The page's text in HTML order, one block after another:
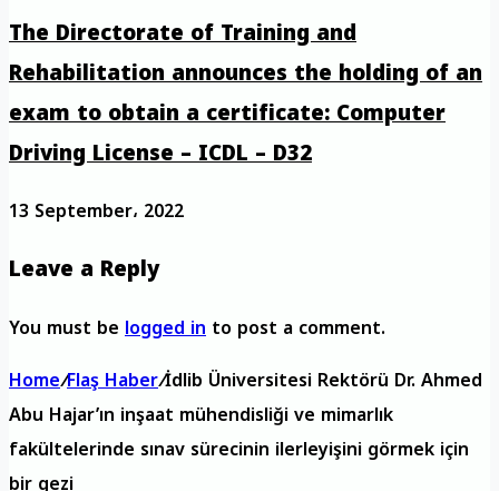
The Directorate of Training and
Rehabilitation announces the holding of an
exam to obtain a certificate: Computer
Driving License – ICDL – D32
13 September، 2022
Leave a Reply
You must belogged into post a comment.
Home/Flaş Haber/İdlib Üniversitesi Rektörü Dr. Ahmed
Abu Hajar’ın inşaat mühendisliği ve mimarlık
fakültelerinde sınav sürecinin ilerleyişini görmek için
bir gezi